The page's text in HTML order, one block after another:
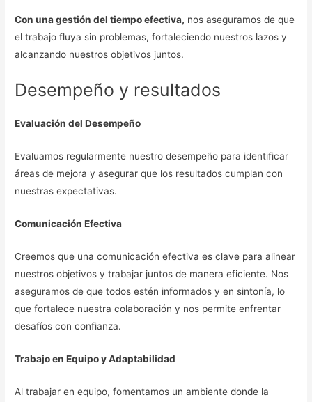
Con una gestión del tiempo efectiva, nos aseguramos de que
el trabajo fluya sin problemas, fortaleciendo nuestros lazos y
alcanzando nuestros objetivos juntos.
Desempeño y resultados
Evaluación del Desempeño
Evaluamos regularmente nuestro desempeño para identificar
áreas de mejora y asegurar que los resultados cumplan con
nuestras expectativas.
Comunicación Efectiva
Creemos que una comunicación efectiva es clave para alinear
nuestros objetivos y trabajar juntos de manera eficiente. Nos
aseguramos de que todos estén informados y en sintonía, lo
que fortalece nuestra colaboración y nos permite enfrentar
desafíos con confianza.
Trabajo en Equipo y Adaptabilidad
Al trabajar en equipo, fomentamos un ambiente donde la